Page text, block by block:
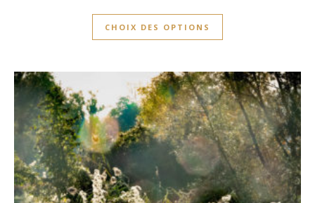
CHOIX DES OPTIONS